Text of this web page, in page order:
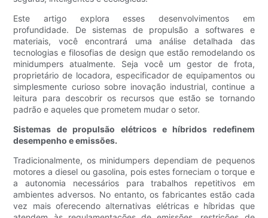
Este artigo explora esses desenvolvimentos em
profundidade. De sistemas de propulsão a softwares e
materiais, você encontrará uma análise detalhada das
tecnologias e filosofias de design que estão remodelando os
minidumpers atualmente. Seja você um gestor de frota,
proprietário de locadora, especificador de equipamentos ou
simplesmente curioso sobre inovação industrial, continue a
leitura para descobrir os recursos que estão se tornando
padrão e aqueles que prometem mudar o setor.
Sistemas de propulsão elétricos e híbridos redefinem
desempenho e emissões.
Tradicionalmente, os minidumpers dependiam de pequenos
motores a diesel ou gasolina, pois estes forneciam o torque e
a autonomia necessários para trabalhos repetitivos em
ambientes adversos. No entanto, os fabricantes estão cada
vez mais oferecendo alternativas elétricas e híbridas que